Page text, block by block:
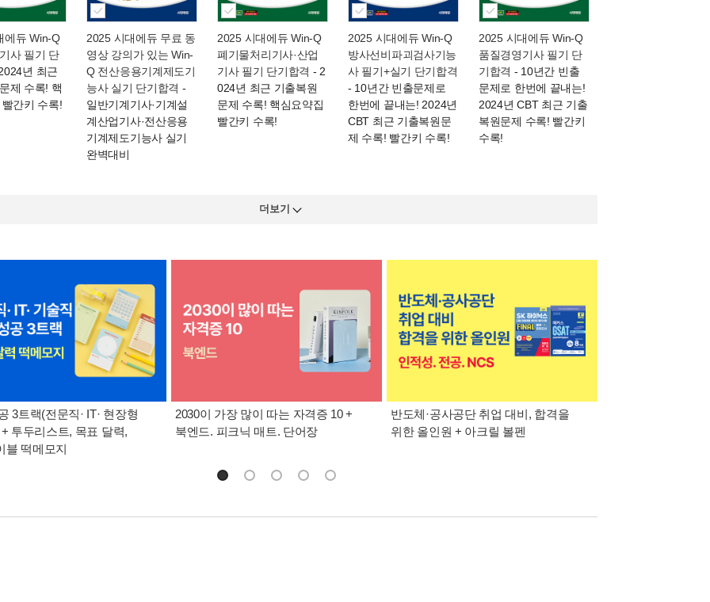
에듀 Win-Q
사 필기 단
년 최근
제 수록! 핵
간키 수록!
2025 시대에듀 무료 동
영상 강의가 있는 Win-
Q 전산응용기계제도기
능사 실기 단기합격 -
일반기계기사·기계설
계산업기사·전산응용
기계제도기능사 실기
완벽대비
2025 시대에듀 Win-Q
폐기물처리기사·산업
기사 필기 단기합격 - 2
024년 최근 기출복원
문제 수록! 핵심요약집
빨간키 수록!
2025 시대에듀 Win-Q
방사선비파괴검사기능
사 필기+실기 단기합격
- 10년간 빈출문제로
한번에 끝내는! 2024년
CBT 최근 기출복원문
제 수록! 빨간키 수록!
2025 시대에듀 Win-Q
품질경영기사 필기 단
기합격 - 10년간 빈출
문제로 한번에 끝내는!
2024년 CBT 최근 기출
복원문제 수록! 빨간키
수록!
더보기
3트랙(전문직· IT· 현장형
투두리스트, 목표 달력,
블 떡메모지
2030이 가장 많이 따는 자격증 10 +
북엔드. 피크닉 매트. 단어장
반도체·공사공단 취업 대비, 합격을
위한 올인원 + 아크릴 볼펜